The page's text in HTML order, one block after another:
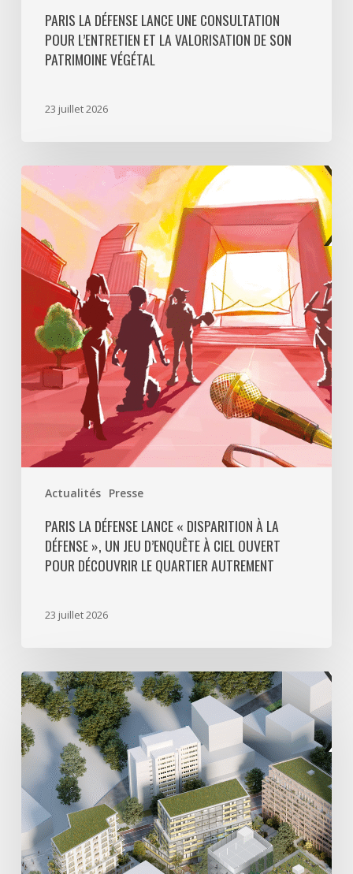
PARIS LA DÉFENSE LANCE UNE CONSULTATION
POUR L’ENTRETIEN ET LA VALORISATION DE SON
PATRIMOINE VÉGÉTAL
23 juillet 2026
Actualités Presse
Paris
La
Défense
lance
«
Disparition
Défense
un
jeu
d’enquête
à
ciel
découvrir
quartier
PARIS LA DÉFENSE LANCE « DISPARITION À LA
DÉFENSE », UN JEU D’ENQUÊTE À CIEL OUVERT
POUR DÉCOUVRIR LE QUARTIER AUTREMENT
23 juillet 2026
Avec
5
actes
signés
pour
créer
000
m2
de